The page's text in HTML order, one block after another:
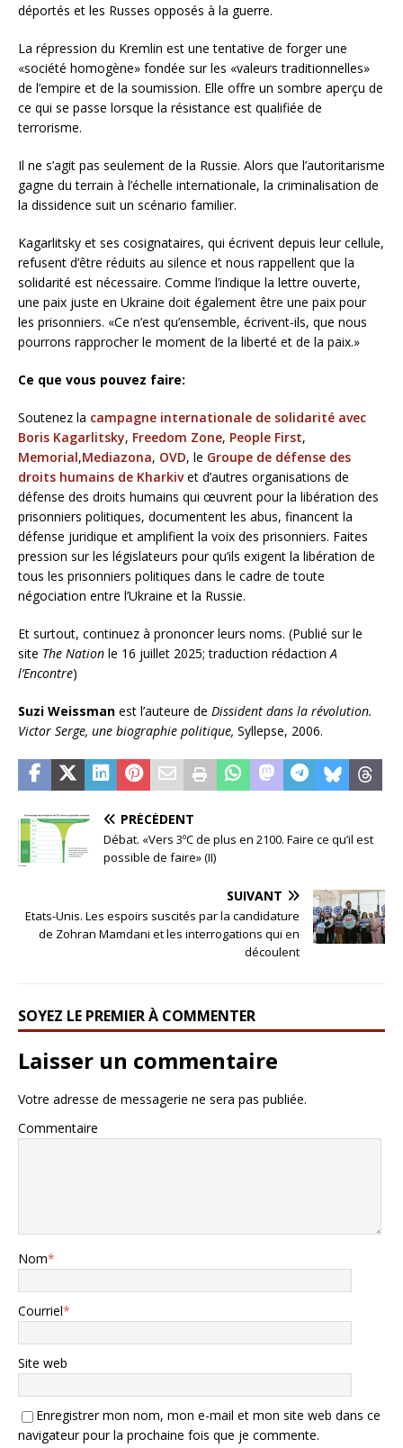
déportés et les Russes opposés à la guerre.
La répression du Kremlin est une tentative de forger une
«société homogène» fondée sur les «valeurs traditionnelles»
de l’empire et de la soumission. Elle offre un sombre aperçu de
ce qui se passe lorsque la résistance est qualifiée de
terrorisme.
Il ne s’agit pas seulement de la Russie. Alors que l’autoritarisme
gagne du terrain à l’échelle internationale, la criminalisation de
la dissidence suit un scénario familier.
Kagarlitsky et ses cosignataires, qui écrivent depuis leur cellule,
refusent d’être réduits au silence et nous rappellent que la
solidarité est nécessaire. Comme l’indique la lettre ouverte,
une paix juste en Ukraine doit également être une paix pour
les prisonniers. «Ce n’est qu’ensemble, écrivent-ils, que nous
pourrons rapprocher le moment de la liberté et de la paix.»
Ce que vous pouvez faire:
Soutenez la campagne internationale de solidarité avec
Boris Kagarlitsky, Freedom Zone, People First,
Memorial,Mediazona, OVD, le Groupe de défense des
droits humains de Kharkivet d’autres organisations de
défense des droits humains qui œuvrent pour la libération des
prisonniers politiques, documentent les abus, financent la
défense juridique et amplifient la voix des prisonniers. Faites
pression sur les législateurs pour qu’ils exigent la libération de
tous les prisonniers politiques dans le cadre de toute
négociation entre l’Ukraine et la Russie.
Et surtout, continuez à prononcer leurs noms. (Publié sur le
site The Nation le 16 juillet 2025; traduction rédactionA
l’Encontre)
Suzi Weissman est l’auteure de Dissident dans la révolution.
Victor Serge, une biographie politique, Syllepse, 2006.
PRÉCÉDENT
Débat. «Vers 3ºC de plus en 2100. Faire ce qu’il est
possible de faire» (II)
SUIVANT
Etats-Unis. Les espoirs suscités par la candidature
de Zohran Mamdani et les interrogations qui en
découlent
SOYEZ LE PREMIER À COMMENTER
Laisser un commentaire
Votre adresse de messagerie ne sera pas publiée.
Commentaire
Nom*
Courriel*
Site web
Enregistrer mon nom, mon e-mail et mon site web dans ce
navigateur pour la prochaine fois que je commente.